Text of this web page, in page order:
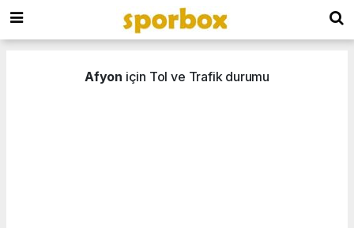
Afyon için Tol ve Trafik durumu